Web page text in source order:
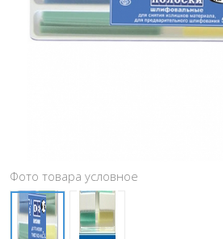
Фото товара условное